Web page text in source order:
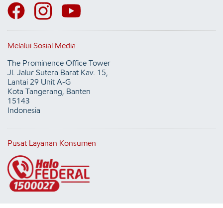
Melalui Sosial Media
The Prominence Office Tower
Jl. Jalur Sutera Barat Kav. 15,
Lantai 29 Unit A-G
Kota Tangerang, Banten
15143
Indonesia
Pusat Layanan Konsumen